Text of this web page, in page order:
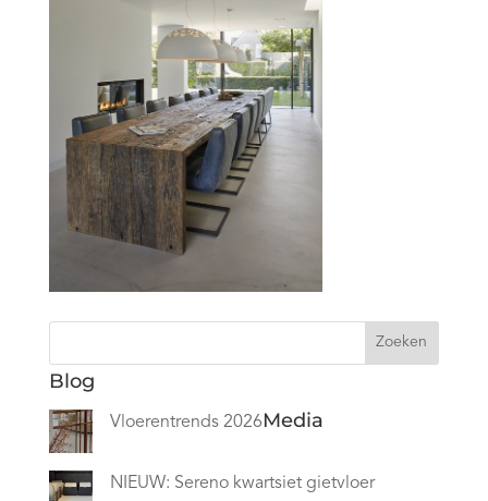
Zoeken
Blog
Vloerentrends 2026
NIEUW: Sereno kwartsiet gietvloer
Media